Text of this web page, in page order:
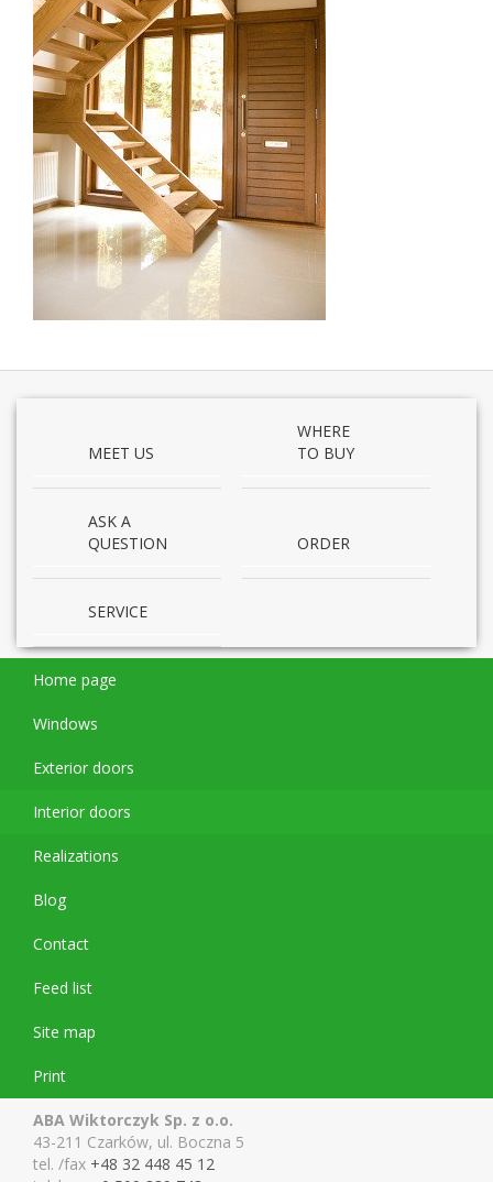
MEET US
WHERE
TO BUY
ASK A
QUESTION
ORDER
SERVICE
Home page
Windows
Exterior doors
Interior doors
Realizations
Blog
Contact
Feed list
Site map
Print
ABA Wiktorczyk Sp. z o.o.
43-211 Czarków, ul. Boczna 5
tel. /fax +48 32 448 45 12